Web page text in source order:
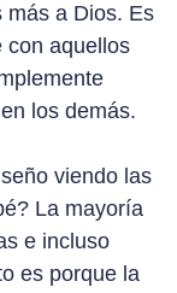
más a Dios. Es
con aquellos
los demás.
viendo las
La mayoría
e incluso
es porque la